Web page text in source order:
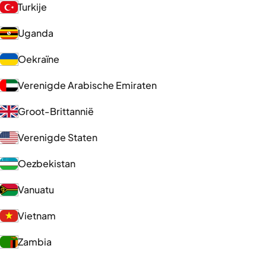
Turkije
Uganda
Oekraïne
Verenigde Arabische Emiraten
Groot-Brittannië
Verenigde Staten
Oezbekistan
Vanuatu
Vietnam
Zambia